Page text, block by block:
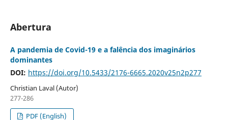
Abertura
A pandemia de Covid-19 e a falência dos imaginários
dominantes
DOI: https://doi.org/10.5433/2176-6665.2020v25n2p277
Christian Laval (Autor)
277-286
PDF (English)